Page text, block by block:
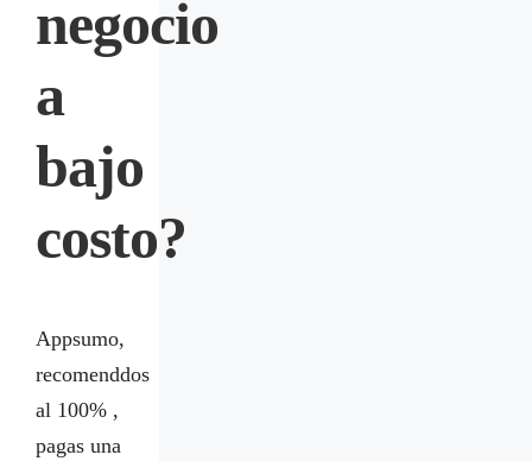
negocio
a
bajo
costo?
Appsumo,
recomenddos
al 100% ,
pagas una